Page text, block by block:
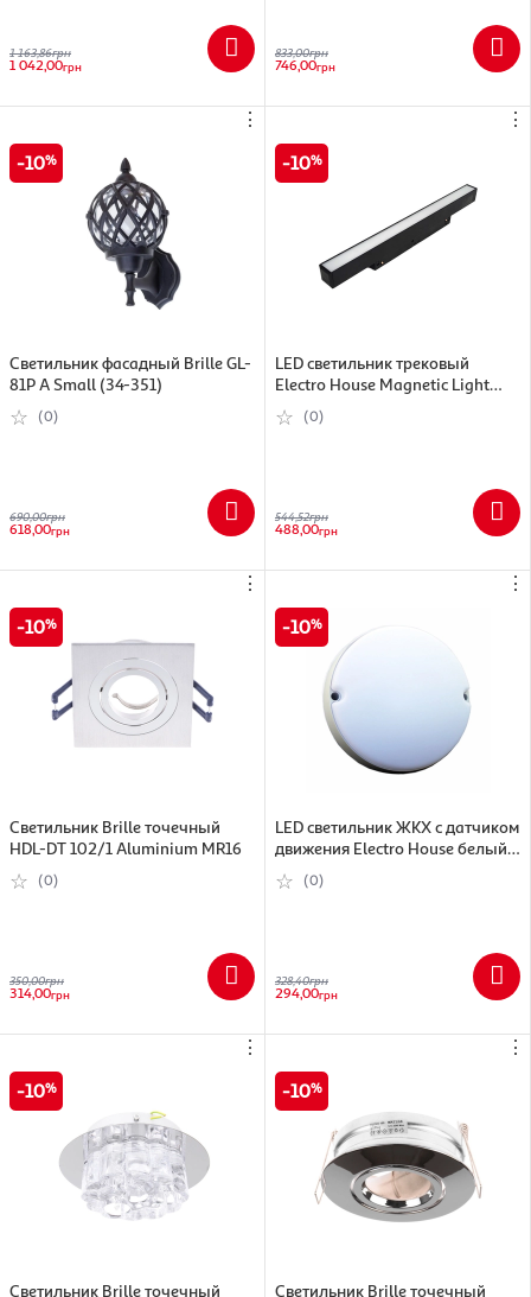
1 163,86грн
1 042,00грн
833,00грн
746,00грн
⋮
10
Светильник фасадный Brille GL-
81P A Small (34-351)
(0)
690,00грн
618,00грн
⋮
10
LED светильник трековый
Electro House Magnetic Light
черный, магнитный, 12 Вт, 1020
Лм (EH-TMLD-12W)
(0)
544,52грн
488,00грн
⋮
10
Светильник Brille точечный
HDL-DT 102/1 Aluminium MR16
(0)
350,00грн
314,00грн
⋮
10
LED светильник ЖКХ с датчиком
движения Electro House белый,
настенный, 15 Вт, 1200 Лм (EH-
GKH-03)
(0)
328,40грн
294,00грн
⋮
10
Светильник Brille точечный
⋮
10
Светильник Brille точечный